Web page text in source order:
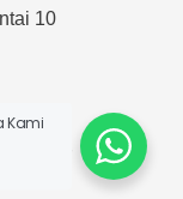
10
Kami